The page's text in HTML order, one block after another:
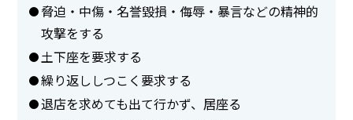
脅迫・中傷・名誉毀損・侮辱・暴言などの精神的
攻撃をする
土下座を要求する
繰り返ししつこく要求する
退店を求めても出て行かず、居座る